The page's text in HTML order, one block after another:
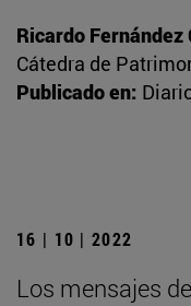
Ricardo Fernández
Cátedra de
Publicado en:
16 | 10 | 2022
Los mensajes